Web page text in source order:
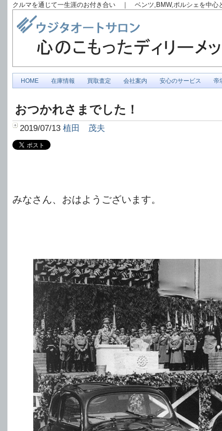
クルマを通じて一生涯のお付き合い ｜ ベンツ,BMW,ポルシェを中
HOME 在庫情報 買取査定 会社案内 安心のサービス 帝
おつかれさまでした！
2019/07/13 植田 茂夫
みなさん、おはようございます。